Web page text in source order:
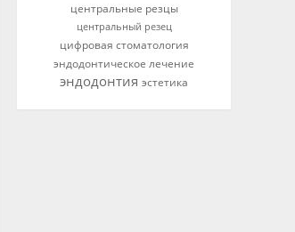
центральные резцы
центральный резец
цифровая стоматология
эндодонтическое лечение
эндодонтия эстетика